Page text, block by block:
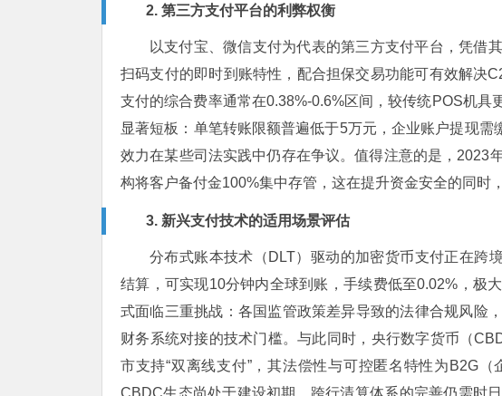
2. 第三方支付平台的利弊权衡
以支付宝、微信支付为代表的第三方支付平台，凭借
扫码支付的即时到账特性，配合担保交易功能可有效解决
支付的综合费率通常在0.38%-0.6%区间，较传统POS机具
显著短板：单笔转账限额普遍低于5万元，企业账户提现
效力在某些司法实践中仍存在争议。值得注意的是，2023
构将客户备付金100%集中存管，这在提升资金安全的同时
3. 新兴支付技术的适用场景评估
分布式账本技术（DLT）驱动的加密货币支付正在跨
结算，可实现10分钟内全球到账，手续费低至0.02%，极
式面临三重挑战：各国监管政策差异导致的法律合规风险
财务系统对接的技术门槛。与此同时，央行数字货币（
市支持“双离线支付”，其法偿性与可控匿名特性为B2G